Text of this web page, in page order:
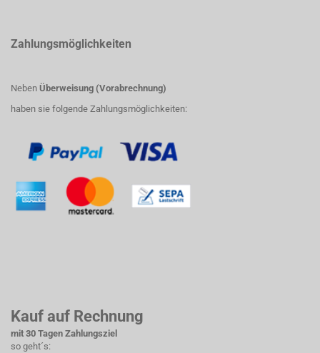
Zahlungsmöglichkeiten
Neben Überweisung (Vorabrechnung)
haben sie folgende Zahlungsmöglichkeiten:
Kauf auf Rechnung
mit 30 Tagen Zahlungsziel
so geht´s: